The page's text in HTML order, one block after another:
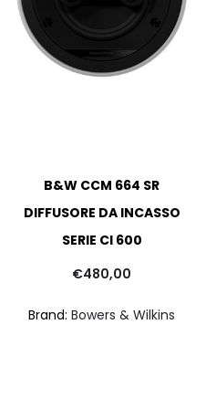
B&W CCM 664 SR
DIFFUSORE DA INCASSO
SERIE CI 600
€480,00
Brand: Bowers & Wilkins